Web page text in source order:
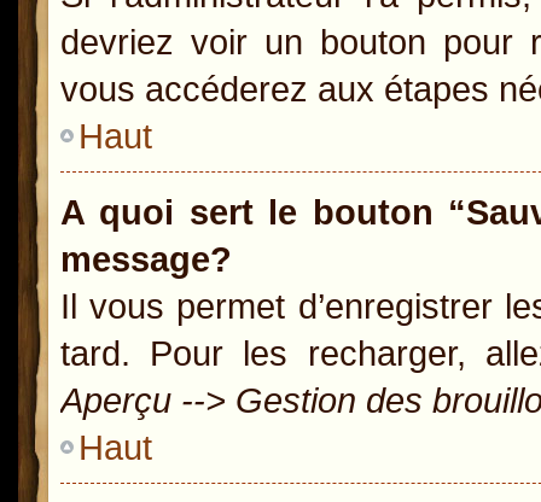
devriez voir un bouton pour
vous accéderez aux étapes
Haut
A quoi sert le bouton
message?
Il vous permet d’enregistrer
tard. Pour les recharger,
Aperçu --> Gestion des
Haut